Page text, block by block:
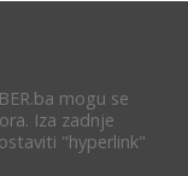
mogu se
Iza zadnje
"hyperlink"